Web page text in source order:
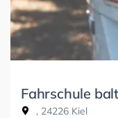
Fahrschule
, 24226 Kiel